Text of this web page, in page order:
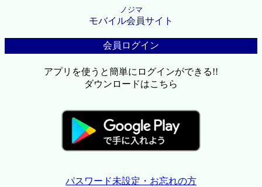
ノジマ
モバイル会員サイト
会員ログイン
アプリを使うと簡単にログインができる!!
ダウンロードはこちら
パスワード未設定・お忘れの方